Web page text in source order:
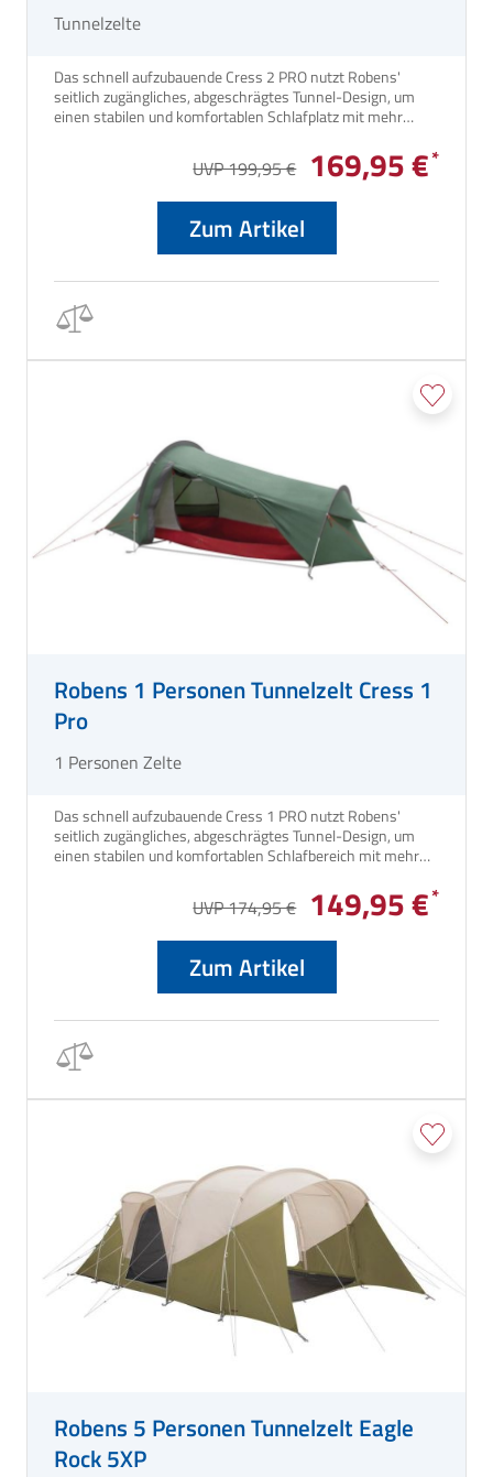
Tunnelzelte
Das schnell aufzubauende Cress 2 PRO nutzt Robens'
seitlich zugängliches, abgeschrägtes Tunnel-Design, um
einen stabilen und komfortablen Schlafplatz mit mehr
UVP 199,95 € 169,95 €
Zum Artikel
Robens 1 Personen Tunnelzelt Cress 1
Pro
1 Personen Zelte
Das schnell aufzubauende Cress 1 PRO nutzt Robens'
seitlich zugängliches, abgeschrägtes Tunnel-Design, um
einen stabilen und komfortablen Schlafbereich mit mehr
UVP 174,95 € 149,95 €
Zum Artikel
Robens 5 Personen Tunnelzelt Eagle
Rock 5XP